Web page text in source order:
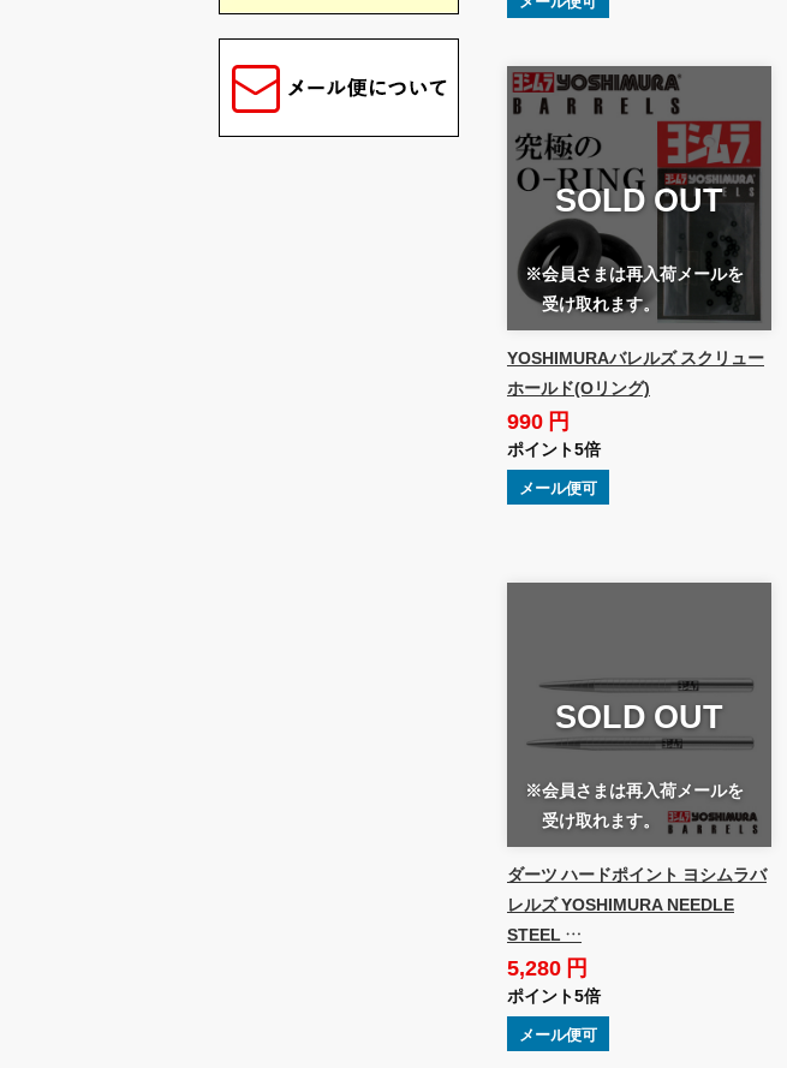
SOLD OUT
※会員さまは再入荷メールを
受け取れます。
YOSHIMURAバレルズ スクリュー
ホールド(Oリング)
990 円
ポイント5倍
メール便可
SOLD OUT
※会員さまは再入荷メールを
受け取れます。
ダーツ ハードポイント ヨシムラバ
レルズ YOSHIMURA NEEDLE
STEEL …
5,280 円
ポイント5倍
メール便可